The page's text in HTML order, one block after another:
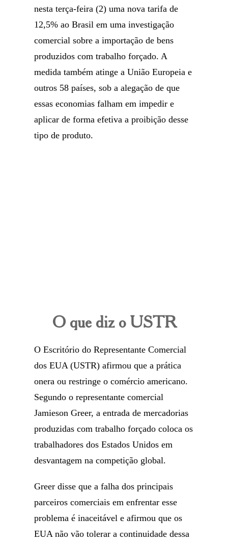
nesta terça-feira (2) uma nova tarifa de
12,5% ao Brasil em uma investigação
comercial sobre a importação de bens
produzidos com trabalho forçado. A
medida também atinge a União Europeia e
outros 58 países, sob a alegação de que
essas economias falham em impedir e
aplicar de forma efetiva a proibição desse
tipo de produto.
O que diz o USTR
O Escritório do Representante Comercial
dos EUA (USTR) afirmou que a prática
onera ou restringe o comércio americano.
Segundo o representante comercial
Jamieson Greer, a entrada de mercadorias
produzidas com trabalho forçado coloca os
trabalhadores dos Estados Unidos em
desvantagem na competição global.
Greer disse que a falha dos principais
parceiros comerciais em enfrentar esse
problema é inaceitável e afirmou que os
EUA não vão tolerar a continuidade dessa